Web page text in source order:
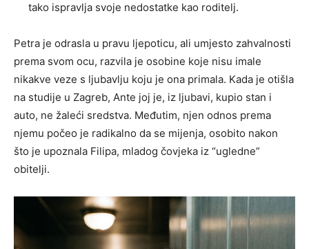
tako ispravlja svoje nedostatke kao roditelj.
Petra je odrasla u pravu ljepoticu, ali umjesto zahvalnosti
prema svom ocu, razvila je osobine koje nisu imale
nikakve veze s ljubavlju koju je ona primala. Kada je otišla
na studije u Zagreb, Ante joj je, iz ljubavi, kupio stan i
auto, ne žaleći sredstva. Međutim, njen odnos prema
njemu počeo je radikalno da se mijenja, osobito nakon
što je upoznala Filipa, mladog čovjeka iz “ugledne”
obitelji.